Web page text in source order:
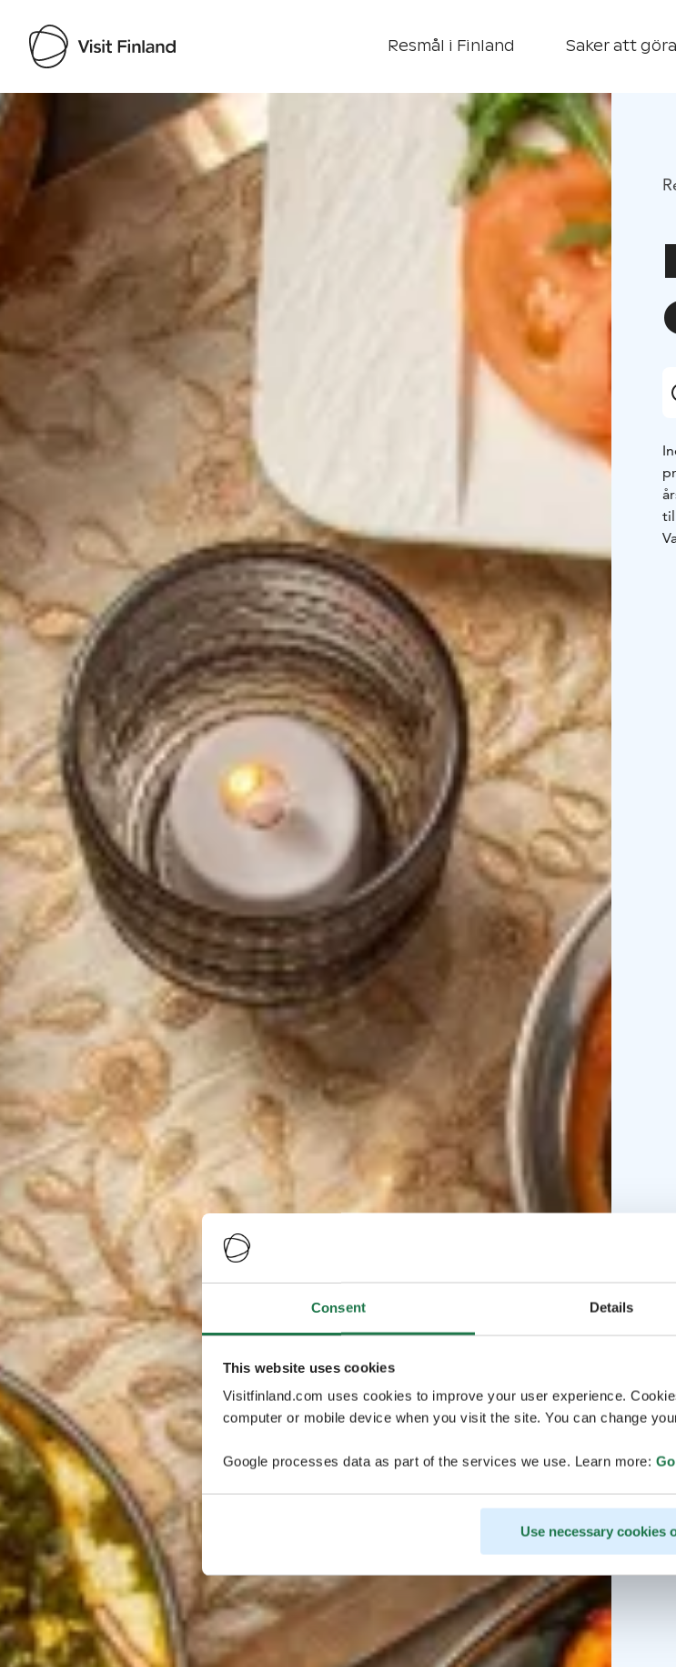
Consent Details
This website uses cookies
Visitfinland.com uses cookies to improve your user experience.
computer or mobile device when you visit the site. You can change
Google processes data as part of the services we use. Learn more:
Use necessary cookies
Resmål i Finland Saker att göra
Visit Finland